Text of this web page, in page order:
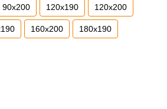
90x200 120x190 120x200
160x200 180x190